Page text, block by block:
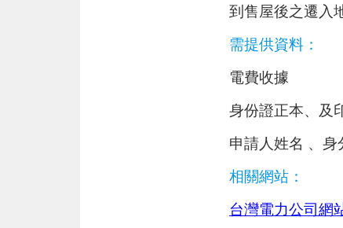
到售屋後之遷入
需提供資料：
電費收據
身份證正本、及
申請人姓名 、
相關網站：
台灣電力公司網